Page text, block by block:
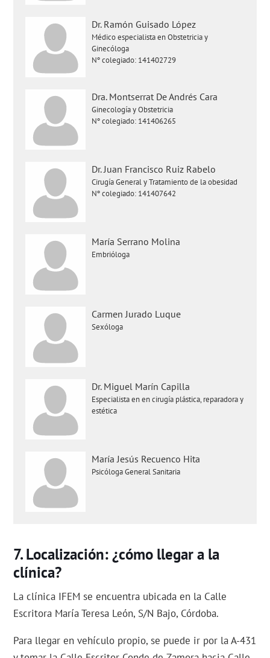
Dr. Ramón Guisado López
Médico especialista en Obstetricia y
Ginecóloga
Nº colegiado: 141402729
Dra. Montserrat De Andrés Cara
Ginecología y Obstetricia
Nº colegiado: 141406265
Dr. Juan Francisco Ruiz Rabelo
Cirugía General y Tratamiento de la obesidad
Nº colegiado: 141407642
María Serrano Molina
Embrióloga
Carmen Jurado Luque
Sexóloga
Dr. Miguel Marín Capilla
Especialista en en cirugía plástica, reparadora y
estética
María Jesús Recuenco Hita
Psicóloga General Sanitaria
Localización: ¿cómo llegar a la
clínica?
La clínica IFEM se encuentra ubicada en la Calle
Escritora María Teresa León, S/N Bajo, Córdoba.
Para llegar en vehículo propio, se puede ir por la A-431